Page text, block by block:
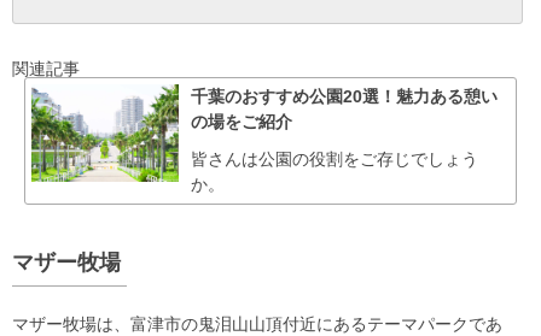
関連記事
千葉のおすすめ公園20選！魅力ある憩い
の場をご紹介
皆さんは公園の役割をご存じでしょう
か。
マザー牧場
マザー牧場は、富津市の鬼泪山山頂付近にあるテーマパークであ